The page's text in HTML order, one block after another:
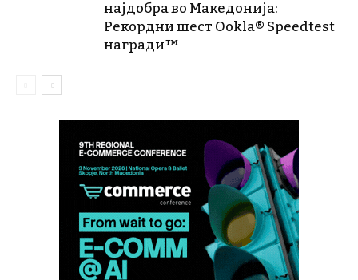
најдобра во Македонија:
Рекордни шест Ookla® Speedtest
награди™